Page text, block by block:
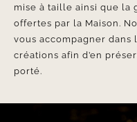
mise à taille ainsi que la
offertes par la Maison.
vous accompagner dans
créations afin d’en
porté.